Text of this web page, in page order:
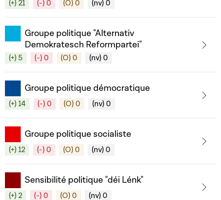
(+) 21 (-) 0 (O) 0 (nv) 0
Groupe politique "Alternativ
Demokratesch Reformpartei"
(+) 5 (-) 0 (O) 0 (nv) 0
Groupe politique démocratique
(+) 14 (-) 0 (O) 0 (nv) 0
Groupe politique socialiste
(+) 12 (-) 0 (O) 0 (nv) 0
Sensibilité politique "déi Lénk"
(+) 2 (-) 0 (O) 0 (nv) 0